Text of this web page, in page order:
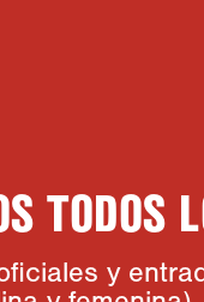
TODOS
y